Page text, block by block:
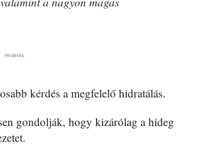
Hirdetés
kérdés a megfelelő hidratálás.
gondolják, hogy kizárólag a hideg